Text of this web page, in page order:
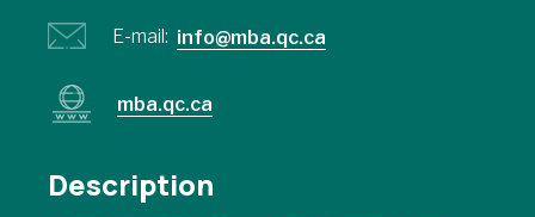
E-mail: info@mba.qc.ca
mba.qc.ca
Description